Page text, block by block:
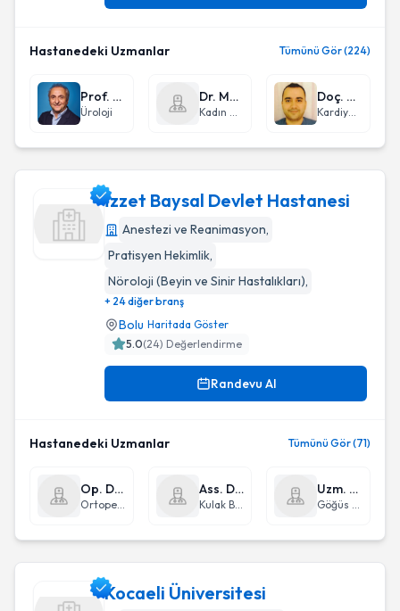
Hastanedeki Uzmanlar Tümünü Gör (224)
Prof. Dr. Mustafa Kadıhasanoğlu
Üroloji
Dr. Mahmut Öncül
Kadın Hastalıkları ve Doğum
Doç. Dr. Şükrü Arslan
Kardiyoloji
İzzet Baysal Devlet Hastanesi
Anestezi ve Reanimasyon,
Pratisyen Hekimlik,
Nöroloji (Beyin ve Sinir Hastalıkları),
+ 24 diğer branş
Bolu Haritada Göster
5.0(24) Değerlendirme
Randevu Al
Hastanedeki Uzmanlar Tümünü Gör (71)
Op. Dr. Turan Duran
Ortopedi ve Travmatoloji
Ass. Dr. Muhammet Mustafa Gürdal
Kulak Burun Boğaz hastalıkları - KBB
Uzm. Dr. Belgin Ertilav
Göğüs Hastalıkları
Kocaeli Üniversitesi